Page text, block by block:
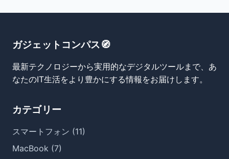
ガジェットコンパス🧭
最新テクノロジーから実用的なデジタルツールまで、あ
なたのIT生活をより豊かにする情報をお届けします。
カテゴリー
スマートフォン (11)
MacBook (7)